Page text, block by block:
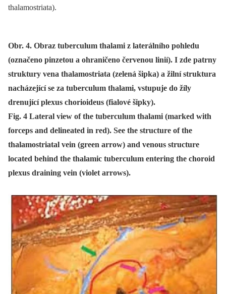
thalamostriata).
Obr. 4. Obraz tuberculum thalami z laterálního pohledu
(označeno pinzetou a ohraničeno červenou linií). I zde patrny
struktury vena thalamostriata (zelená šipka) a žilní struktura
nacházející se za tuberculum thalami, vstupuje do žíly
drenující plexus chorioideus (fialové šipky).
Fig. 4 Lateral view of the tuberculum thalami (marked with
forceps and delineated in red). See the structure of the
thalamostriatal vein (green arrow) and venous structure
located behind the thalamic tuberculum entering the choroid
plexus draining vein (violet arrows).